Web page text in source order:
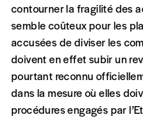
contourner la fragilité des
semble coûteux pour les
accusées de diviser les
doivent en effet subir un
pourtant reconnu
dans la mesure où elles
procédures engagés par